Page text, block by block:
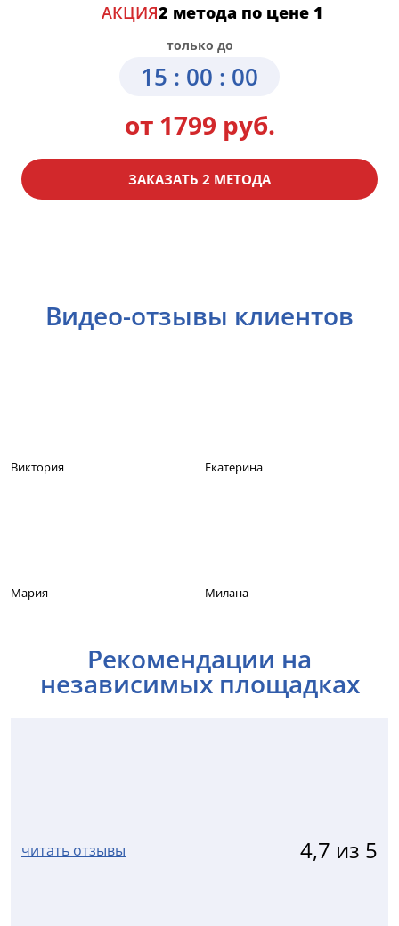
АКЦИЯ2 метода по цене 1
только до
15 : 00 : 00
от 1799 руб.
ЗАКАЗАТЬ 2 МЕТОДА
Видео-отзывы клиентов
Виктория Екатерина
Мария Милана
Рекомендации на
независимых площадках
читать отзывы 4,7 из 5